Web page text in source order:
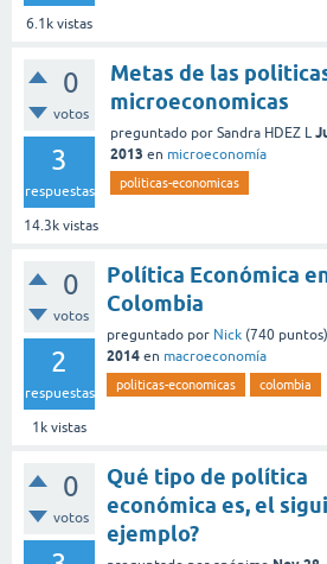
6.1k vistas
0
votos
3
respuestas
14.3k vistas
Metas de las
microeconomicas
preguntado por Sandra HDEZ L
2013 en microeconomía
politicas-economicas
0
votos
2
respuestas
1k vistas
Política Económica
Colombia
preguntado por Nick (740 puntos)
2014 en macroeconomía
politicas-economicas colombia
0
votos
Qué tipo de política
económica es, el
ejemplo?